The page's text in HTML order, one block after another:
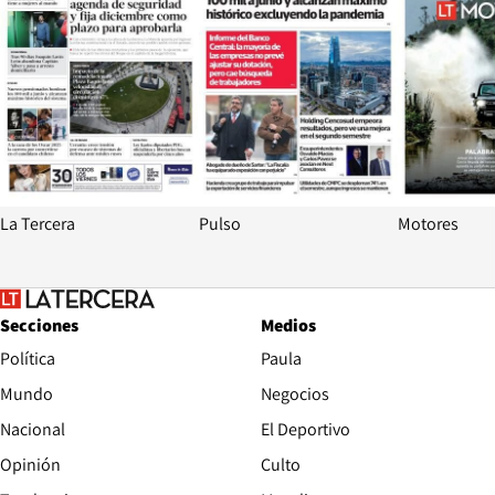
La Tercera Pulso Motores
Secciones
Política
Mundo
Nacional
Opinión
Medios
Paula
Negocios
El Deportivo
Culto